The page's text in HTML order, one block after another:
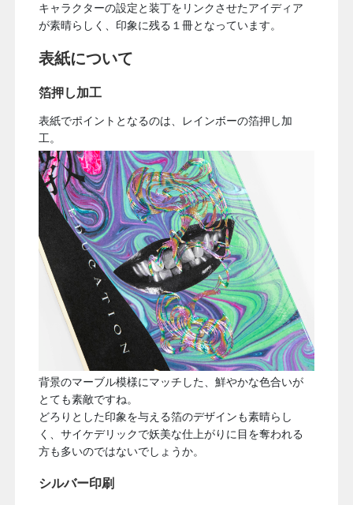
キャラクターの設定と装丁をリンクさせたアイディア
が素晴らしく、印象に残る１冊となっています。
表紙について
箔押し加工
表紙でポイントとなるのは、 レインボーの箔押し加
工。
背景のマーブル模様にマッチした、鮮やかな色合いが
とても素敵ですね。
どろりとした印象を与える箔のデザインも素晴らし
く、サイケデリックで妖美な仕上がりに目を奪われる
方も多いのではないでしょうか。
シルバー印刷